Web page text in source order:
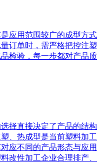
应用范围较广的成型方式
订单时，需严格把控注塑
检验，每一步都对产品质
择直接决定了产品的结构
、热成型是当前塑料加工
应不同的产品形态与应用
改性加工企业合理排产、